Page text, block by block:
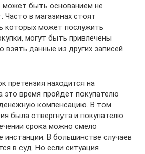
может быть основанием не
Часто в магазинах стоят
которых может послужить
могут быть привлечены
взять данные из других записей
претензия находится на
это время пройдёт покупателю
компенсацию. В том
была отвергнута и покупателю
срока можно смело
инстанции. В большинстве случаев
в суд. Но если ситуация